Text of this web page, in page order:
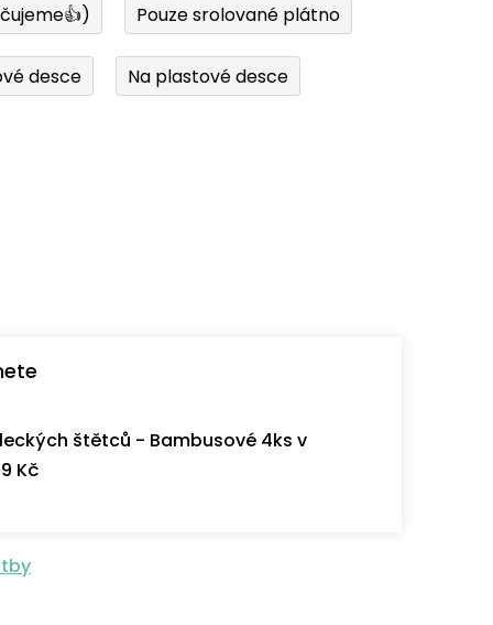
Pouze srolované plátno
desce Na plastové desce
štětců - Bambusové 4ks v
Kč